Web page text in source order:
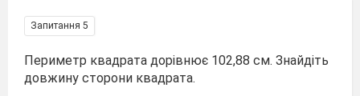
Запитання 5
Периметр квадрата дорівнює 102,88 см. Знайдіть
довжину сторони квадрата.